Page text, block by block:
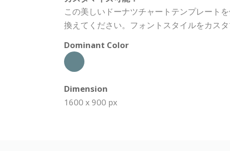
この美しいドーナツチャートテンプレート
換えてください。フォントスタイルをカス
Dominant Color
Dimension
1600 x 900 px